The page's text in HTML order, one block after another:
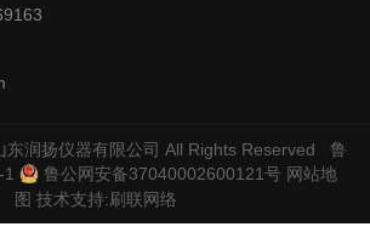
东润扬仪器有限公司 All Rights Reserved 鲁
鲁公网安备37040002600121号 网站地
图 技术支持:刷联网络